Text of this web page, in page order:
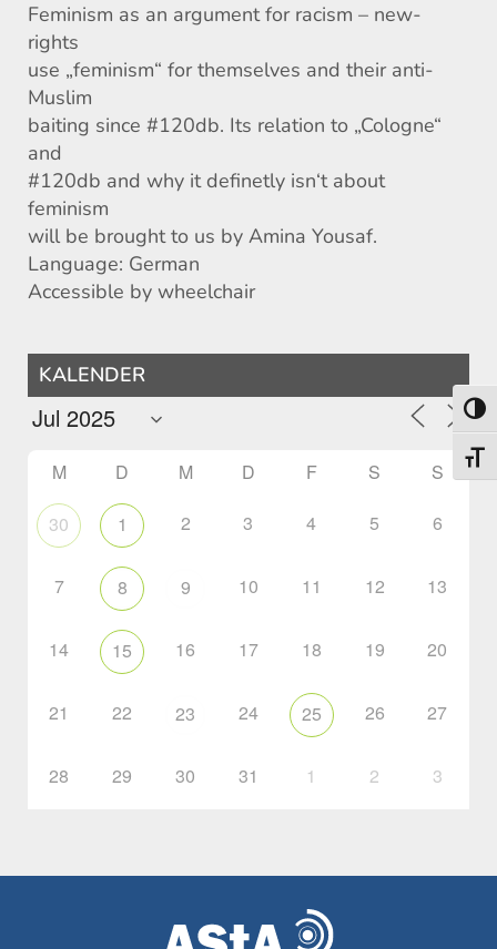
Feminism as an argument for racism – new-
rights
use „feminism“ for themselves and their anti-
Muslim
baiting since #120db. Its relation to „Cologne“
and
#120db and why it definetly isn‘t about
feminism
will be brought to us by Amina Yousaf.
Language: German
Accessible by wheelchair
KALENDER
M D M D F S S
30 1 2 3 4 5 6
7 8 9 10 11 12 13
14 15 16 17 18 19 20
21 22 23 24 25 26 27
28 29 30 31 1 2 3